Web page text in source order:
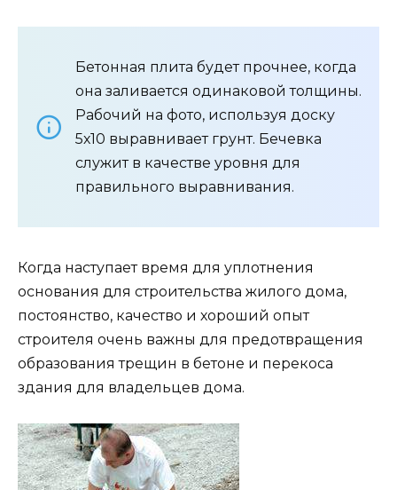
Бетонная плита будет прочнее, когда
она заливается одинаковой толщины.
Рабочий на фото, используя доску
5х10 выравнивает грунт. Бечевка
служит в качестве уровня для
правильного выравнивания.
Когда наступает время для уплотнения
основания для строительства жилого дома,
постоянство, качество и хороший опыт
строителя очень важны для предотвращения
образования трещин в бетоне и перекоса
здания для владельцев дома.